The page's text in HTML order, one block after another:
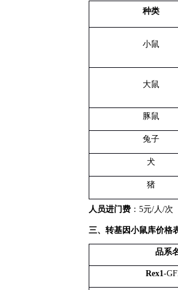
种类
小鼠
大鼠
豚鼠
兔子
犬
猪
人员进门费 ： 5元/人/次
三、转基因小鼠库价格
品系
Rex1-